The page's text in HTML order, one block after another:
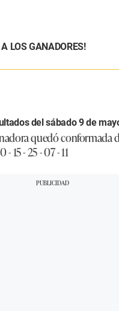
LOS GANADORES!
del sábado 9 de
quedó conformada
- 15 - 25 - 07 - 11